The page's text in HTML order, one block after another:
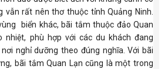
vẫn rất nên thơ thuộc tỉnh Quảng Ninh.
biển khác, bãi tắm thuộc đảo Quan
nhiệt, phù hợp với các du khách đang
nghỉ dưỡng theo đúng nghĩa. Với bãi
bãi tắm Quan Lạn cũng là một trong